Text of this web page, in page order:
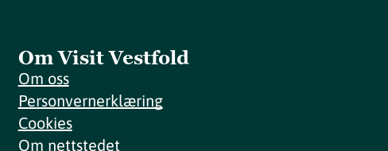
Om Visit Vestfold
Om oss
Personvernerklæring
Cookies
Om nettstedet